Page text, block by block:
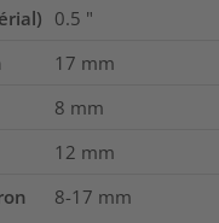
0.5 "
17 mm
8 mm
12 mm
8-17 mm